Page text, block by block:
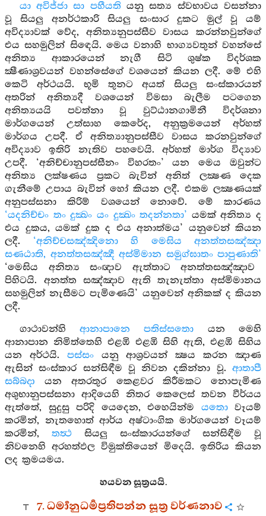
යා අවිජ්ජා සා පහීයති යනු සත්‍ය ස්වභාවය වසන්නා
වූ සියලු අනර්ථකාරි සියලු සංසාර දුකට මුල් වූ යම්
අවිද්‍යාවක් වේද, අනිත්‍යනුපස්සීව වාසය කරන්නවුන්ගේ
එය සහමුලින් සිඳෙයි. මෙය වනාහි භාග්‍යවතුන් වහන්සේ
අනිත්‍ය ආකාරයෙන් නැගී සිටි ශුෂ්ක විදර්ශක
ක්‍ෂීණාශ්‍රවයන් වහන්සේගේ වශයෙන් කියන ලදී. මේ එහි
කෙටි අර්ථයයි. භූමි තුනට අයත් සියලු සංස්කාරයන්
අතරින් අනිත්‍යදී වශයෙන් විමසා බැලීම පටගෙන
අනිත්‍යයයි පවත්නා වූ වුට්ඨානගාමිනී විදර්ශනා
මාර්ගයෙන් උත්සාහ කෙරේද, අනුක්‍රමයෙන් අර්හත්
මාර්ගය උපදී. ඒ අනිත්‍යානුපස්සීව වාසය කරනවුන්ගේ
අවිද්‍යාව ඉතිරි නැතිව පහවෙයි. අර්හත් මාර්ග විද්‍යාව
උපදී. ‘අනිච්චානුපස්සීනං විහරතං’ යන මෙය ඔවුන්ට
අනිත්‍ය ලක්ෂණය ප්‍රකට බැවින් අනිත් ලක්‍ෂණ දෙක
ගැනීමේ උපාය බැවින් හෝ කියන ලදී. එකම ලක්‍ෂණයක්
අනුපස්සනා කිරිම් වශයෙන් නොවේ. මේ කාරණය
‘යදනිච්චං තං දුක්‍ඛං යං දුක්‍ඛං තදන්නතා’ යමක් අනිත්‍ය ද
එය දුකය, යමක් දුක ද එය අනාත්මය’ යනුවෙන් කියන
ලදී. ‘අනිච්චසඤ්ඤිනො හි මෙඝිය අනත්තසඤ්ඤා
සණඨාති, අනත්තසඤ්ඤී අස්මිමාන සමුග්ඝාතං පාපුණාති’
‘මෙඝිය අනිත්‍ය සංඥාව ඇත්තාට අනත්තසඤ්ඤාව
පිහිටයි. අනත්ත සඤ්ඤාව ඇති තැනැත්තා අස්මිමානය
සහමුලින් නැසීමට පැමිණෙයි’ යනුවෙන් අනිකක් ද කියන
ලදී.
ගාථාවන්හි ආනාපානෙ පතිස්සතො යන මෙහි
ආනාපාන නිමිත්තෙහි එළඹි එළඹි සිහි ඇති, එළඹි සිහිය
යන අර්ථයි. පස්සංයනු ආශ්‍රවයන් ක්‍ෂය කරන ඤාණ
ඇසින් සංස්කාර සන්සිඳීම වූ නිවන දකින්නා වූ. ආතාපී
සබ්බදා යන අතරතුර කෙළවර කිරීමකට නොපැමිණ
අශුභානුපස්සනා ආදියෙහි නිතර කෙලෙස් තවන වීර්යය
ඇත්තේ, සුදුසු පරිදි යෙදෙන, එහෙයින්ම යතොවෑයම්
කරමින්, නැතහොත් ආර්ය අෂ්ටාංගික මාර්ගයෙන් වෑයම්
කරමින්, තත්‍ථ සියලු සංස්කාරයන්ගේ සන්සිඳීම වූ
නිවනෙහි අරහත්ඵල විමුක්තියෙන් මිදෙයි. ඉතිරිය කියන
ලද ක්‍රමයමය.
හයවන සූත්‍රයයි.
7. ධර්‍මානුධර්‍මප්‍රතිපන්න සූත්‍ර වර්ණනාව